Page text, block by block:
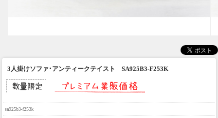
3人掛けソファ･アンティークテイスト SA925B3-F253K
sa925b3-f253k